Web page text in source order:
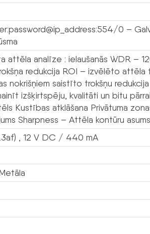
0 –
attēla analīze : ielaušanās WDR –
redukcija ROI – izvēlēto
nokrišņiem saistīto trokšņu
izšķirtspēju, kvalitāti un bitu
Kustības atklāšana Privātuma
Sharpness – Attēla kontūru
, 12 V DC / 440 mA